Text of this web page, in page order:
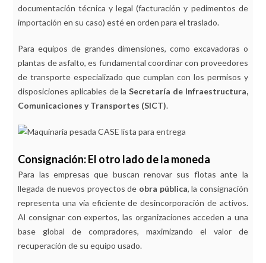
documentación técnica y legal (facturación y pedimentos de
importación en su caso) esté en orden para el traslado.
Para equipos de grandes dimensiones, como excavadoras o
plantas de asfalto, es fundamental coordinar con proveedores
de transporte especializado que cumplan con los permisos y
disposiciones aplicables de laSecretaría de Infraestructura,
Comunicaciones y Transportes (SICT).
Consignación: El otro lado de la moneda
Para las empresas que buscan renovar sus flotas ante la
llegada de nuevos proyectos de obra pública, la consignación
representa una vía eficiente de desincorporación de activos.
Al consignar con expertos, las organizaciones acceden a una
base global de compradores, maximizando el valor de
recuperación de su equipo usado.